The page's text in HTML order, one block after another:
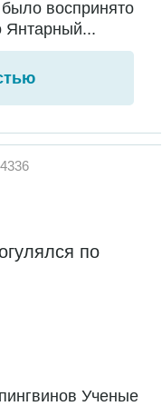
воспринято
Янтарный...
4336
по
Ученые